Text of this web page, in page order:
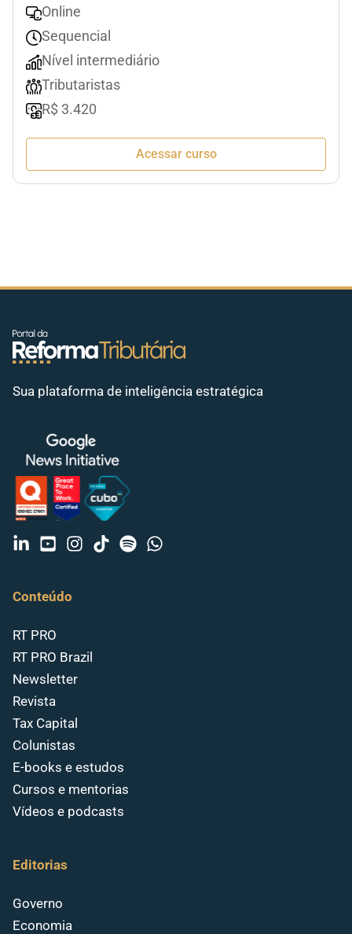
Online
Sequencial
Nível intermediário
Tributaristas
R$ 3.420
Acessar curso
Sua plataforma de inteligência estratégica
Conteúdo
RT PRO
RT PRO Brazil
Newsletter
Revista
Tax Capital
Colunistas
E-books e estudos
Cursos e mentorias
Vídeos e podcasts
Editorias
Governo
Economia